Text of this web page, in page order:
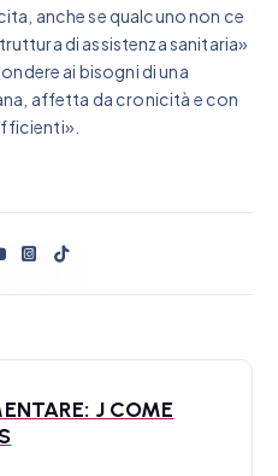
anche se qualcuno non ce
di assistenza sanitaria»
ai bisogni di una
affetta da cronicità e con
J COME